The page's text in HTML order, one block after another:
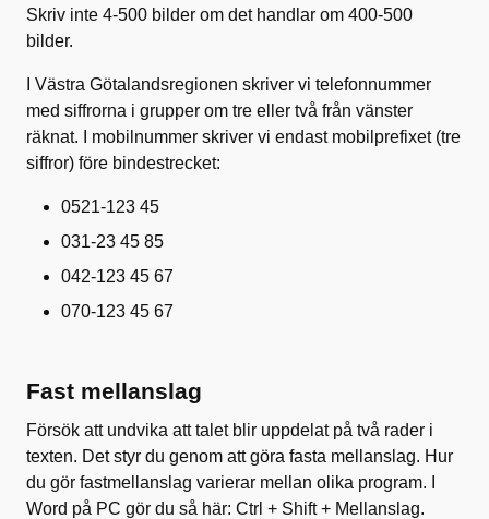
Skriv inte 4-500 bilder om det handlar om 400-500
bilder.
I Västra Götalandsregionen skriver vi telefonnummer
med siffrorna i grupper om tre eller två från vänster
räknat. I mobilnummer skriver vi endast mobilprefixet (tre
siffror) före bindestrecket:
0521-123 45
031-23 45 85
042-123 45 67
070-123 45 67
Fast mellanslag
Försök att undvika att talet blir uppdelat på två rader i
texten. Det styr du genom att göra fasta mellanslag. Hur
du gör fastmellanslag varierar mellan olika program. I
Word på PC gör du så här: Ctrl + Shift + Mellanslag.